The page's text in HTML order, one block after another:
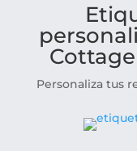
Personaliza tus